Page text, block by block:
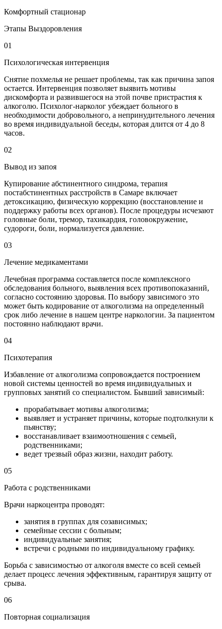
Комфортный стационар
Этапы Выздоровления
01
Психологическая интервенция
Снятие похмелья не решает проблемы, так как причина запоя
остается. Интервенция позволяет выявить мотивы
дискомфорта и развившегося на этой почве пристрастия к
алкоголю. Психолог-нарколог убеждает больного в
необходимости добровольного, а непринудительного лечения
во время индивидуальной беседы, которая длится от 4 до 8
часов.
02
Вывод из запоя
Купирование абстинентного синдрома, терапия
постабстинентных расстройств в Самаре включает
детоксикацию, физическую коррекцию (восстановление и
поддержку работы всех органов). После процедуры исчезают
головные боли, тремор, тахикардия, головокружение,
судороги, боли, нормализуется давление.
03
Лечение медикаментами
Лечебная программа составляется после комплексного
обследования больного, выявления всех противопоказаний,
согласно состоянию здоровья. По выбору зависимого это
может быть кодирование от алкоголизма на определенный
срок либо лечение в нашем центре наркологии. За пациентом
постоянно наблюдают врачи.
04
Психотерапия
Избавление от алкоголизма сопровождается построением
новой системы ценностей во время индивидуальных и
групповых занятий со специалистом. Бывший зависимый:
прорабатывает мотивы алкоголизма;
выявляет и устраняет причины, которые подтолкнули к
пьянству;
восстанавливает взаимоотношения с семьей,
родственниками;
ведет трезвый образ жизни, находит работу.
05
Работа с родственниками
Врачи наркоцентра проводят:
занятия в группах для созависимых;
семейные сессии с больным;
индивидуальные занятия;
встречи с родными по индивидуальному графику.
Борьба с зависимостью от алкоголя вместе со всей семьей
делает процесс лечения эффективным, гарантируя защиту от
срыва.
06
Повторная социализация